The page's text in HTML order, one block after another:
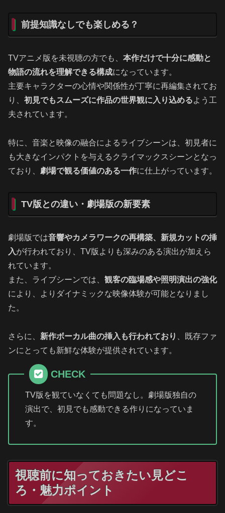
前提知識なしでも楽しめる？
TVアニメ版を未視聴の方でも、 本作だけで十分に感動と
物語の流れを理解できる構成になっています。
主要キャラクターの心情や関係性が丁寧に再編集されてお
り、 初見でもスムーズに作品の世界観に入り込めるよう工
夫されています。
特に、音楽と映像の融合によるライブシーンは、初見者に
も大きなインパクトを与えるクライマックスシーンとなっ
ており、 劇場で観る価値のある一作に仕上がっています。
TV版との違い・劇場版の新要素
劇場版では音響やカメラワークの再構築、新規カットの挿
入が行われており、TV版よりも深みのある演出が加えら
れています。
また、ライブシーンでは、 観客の臨場感や照明演出の強化
により、よりダイナミックな映像体験が可能となりまし
た。
さらに、 新作ボーカル曲の挿入も行われており
、既存ファ
ンにとっても新鮮な体験が提供されています。
CHECK
TV版を観ていなくても問題なし。劇場版独自の
演出で、初見でも感動できる作りになっていま
す。
視聴前に知っておきたい見どこ
ろ・魅力ポイント